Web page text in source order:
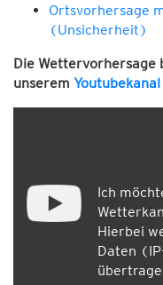
Ortsvorhersage
(Unsicherheit)
Die Wettervorhersage
unserem Youtubekanal
Ich
Hierbei
Daten